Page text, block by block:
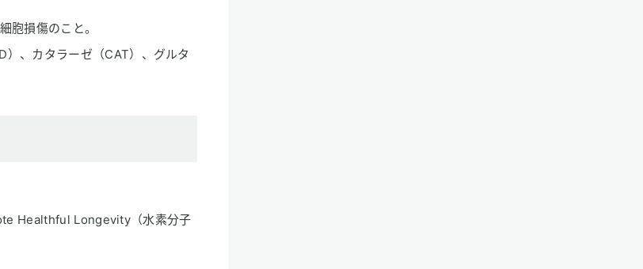
胞損傷のこと。
、カタラーゼ（CAT）、グルタ
Healthful Longevity（水素分子